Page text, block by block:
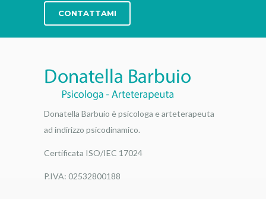
CONTATTAMI
Donatella Barbuio è psicologa e arteterapeuta
ad indirizzo psicodinamico.
Certificata ISO/IEC 17024
P.IVA: 02532800188